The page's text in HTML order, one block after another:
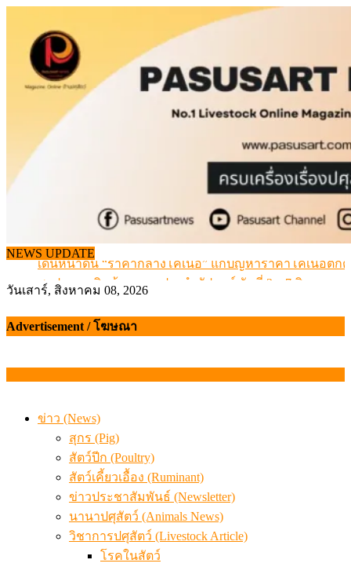
content
NEWS UPDATE
เดินหน้าดัน “ราคากลางโคเนื้อ” แก้ปัญหาราคาโคเนื้อตก
สรุปภาวะ สินค้าเกษตรประจำสัปดาห์ วันที่ 3 – 7 สิงหาคม
เมื่อเกษตรกรถูกมองเป็นผู้ร้ายเบื้องหลังราคาหมูที่สังคมไม่
สุดอั้น! ไข่ไก่หน้าฟาร์มปรับขึ้นอีก 6 บาท/แผง เริ่ม 7 ส.ค.69
ข้อมูลราคา สุกรมีชีวิตหน้าฟาร์ม พระที่ 6 สิงหาคม 2569
วันเสาร์, สิงหาคม 08, 2026
Advertisement / โฆษณา
ข่าว (News)
สุกร (Pig)
สัตว์ปีก (Poultry)
สัตว์เคี้ยวเอื้อง (Ruminant)
ข่าวประชาสัมพันธ์ (Newsletter)
นานาปศุสัตว์ (Animals News)
วิชาการปศุสัตว์ (Livestock Article)
โรคในสัตว์